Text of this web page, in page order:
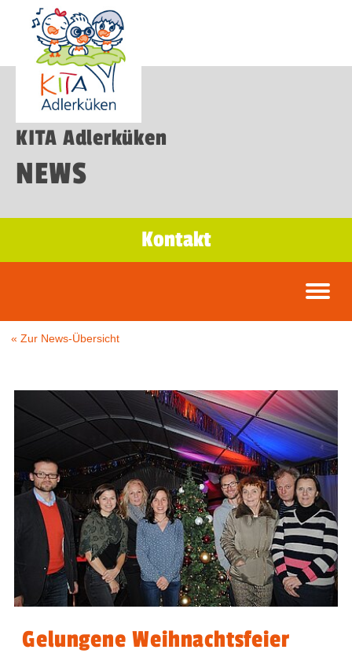
KITA Adlerküken
NEWS
Kontakt
« Zur News-Übersicht
Gelungene Weihnachtsfeier